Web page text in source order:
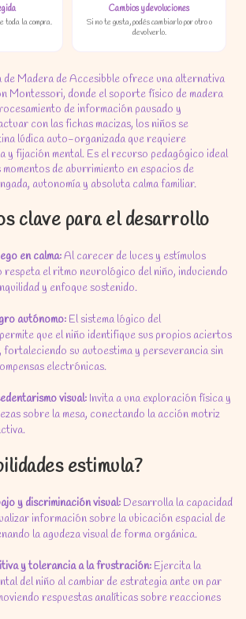
toda la compra.
Cambios y devoluciones
Si no te gusta, podés cambiarlo por otro o
devolverlo.
de Madera de Accesibble ofrece una alternativa
Montessori, donde el soporte físico de madera
de información pausado y
con las fichas macizas, los niños se
lúdica auto-organizada que requiere
y fijación mental. Es el recurso pedagógico ideal
de aburrimiento en espacios de
autonomía y absoluta calma familiar.
clave para el desarrollo
en calma:Al carecer de luces y estímulos
respeta el ritmo neurológico del niño, induciendo
y enfoque sostenido.
autónomo: El sistema lógico del
que el niño identifique sus propios aciertos
fortaleciendo su autoestima y perseverancia sin
electrónicas.
visual: Invita a una exploración física y
sobre la mesa, conectando la acción motriz
estimula?
y discriminación visual: Desarrolla la capacidad
información sobre la ubicación espacial de
la agudeza visual de forma orgánica.
y tolerancia a la frustración: Ejercita la
del niño al cambiar de estrategia ante un par
respuestas analíticas sobre reacciones